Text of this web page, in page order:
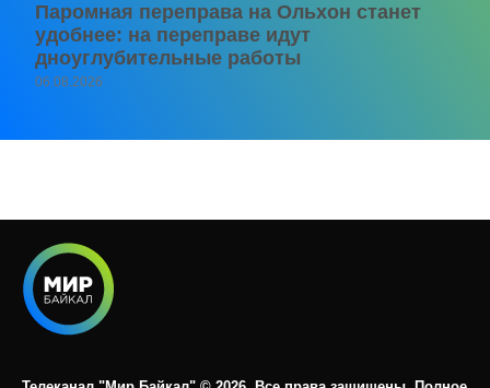
Паромная переправа на Ольхон станет
удобнее: на переправе идут
дноуглубительные работы
06.08.2026